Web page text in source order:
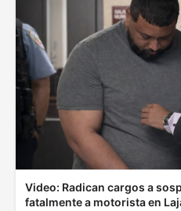
Video: Radican cargos a
fatalmente a motorista en